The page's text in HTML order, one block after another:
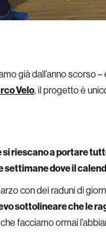
già dall’anno
Velo, il progetto è
si riescano a portare
settimane dove il
con dei raduni di
sottolineare che le
facciamo ormai